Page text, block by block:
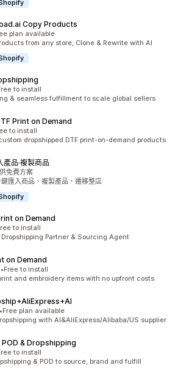
Copy Products
plan available
from any store, Clone & Rewrite with AI
to install
& seamless fulfillment to scale global sellers
Print on Demand
to install
dropshipped DTF print-on-demand products
品·複製商品
免費方案
匯入商品、複製產品、遷移整店
on Demand
to install
Dropshipping Partner & Sourcing Agent
on Demand
價
•Free to install
and embroidery items with no upfront costs
價
•Free plan available
with AI&AliExpress/Alibaba/US supplier
POD & Dropshipping
to install
& POD to source, brand and fulfill